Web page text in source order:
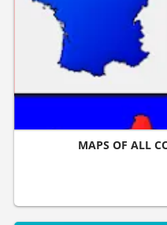
MAPS OF ALL